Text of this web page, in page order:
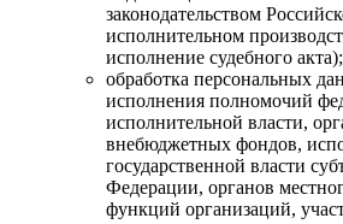
законодательством
исполнительном
исполнение судебного акта);
обработка персональных
исполнения полномочий
исполнительной власти,
внебюджетных фондов,
государственной власти
Федерации, органов
функций организаций,